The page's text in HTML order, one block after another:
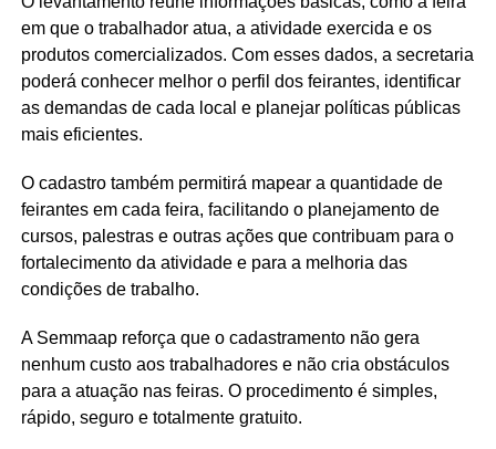
em que o trabalhador atua, a atividade exercida e os
produtos comercializados. Com esses dados, a secretaria
poderá conhecer melhor o perfil dos feirantes, identificar
as demandas de cada local e planejar políticas públicas
mais eficientes.
O cadastro também permitirá mapear a quantidade de
feirantes em cada feira, facilitando o planejamento de
cursos, palestras e outras ações que contribuam para o
fortalecimento da atividade e para a melhoria das
condições de trabalho.
A Semmaap reforça que o cadastramento não gera
nenhum custo aos trabalhadores e não cria obstáculos
para a atuação nas feiras. O procedimento é simples,
rápido, seguro e totalmente gratuito.